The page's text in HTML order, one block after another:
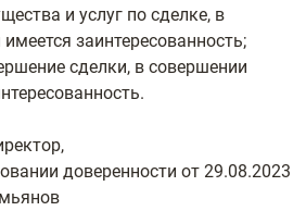
и услуг по сделке, в
заинтересованность;
сделки, в совершении
доверенности от 29.08.2023